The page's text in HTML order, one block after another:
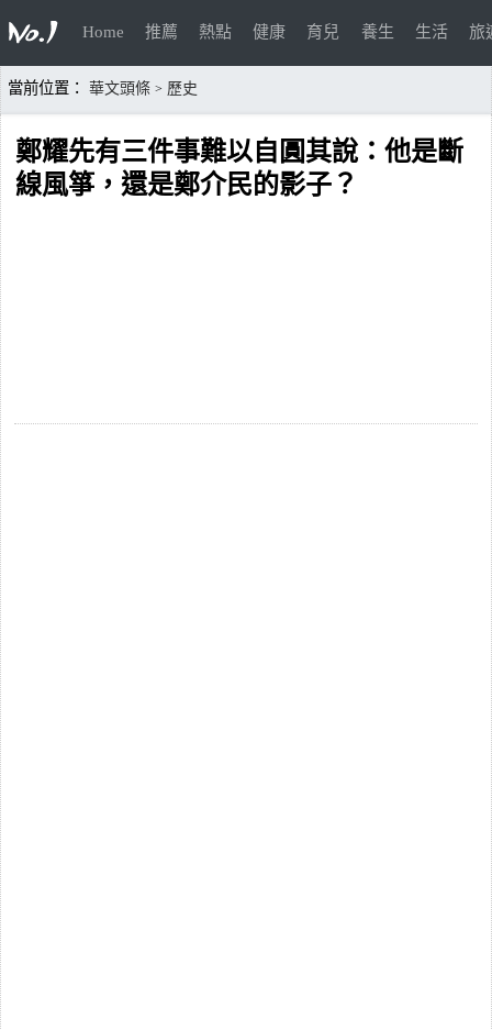
Home 推薦 熱點 健康 育兒 養生 生活 旅
當前位置： 華文頭條 > 歷史
鄭耀先有三件事難以自圓其說：他是斷
線風箏，還是鄭介民的影子？